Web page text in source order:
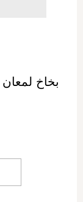
بخاخ